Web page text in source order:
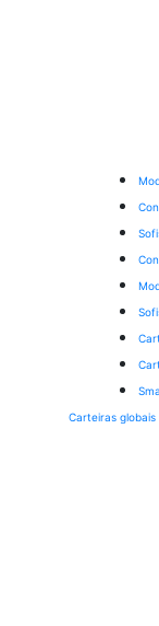
Carteiras globais